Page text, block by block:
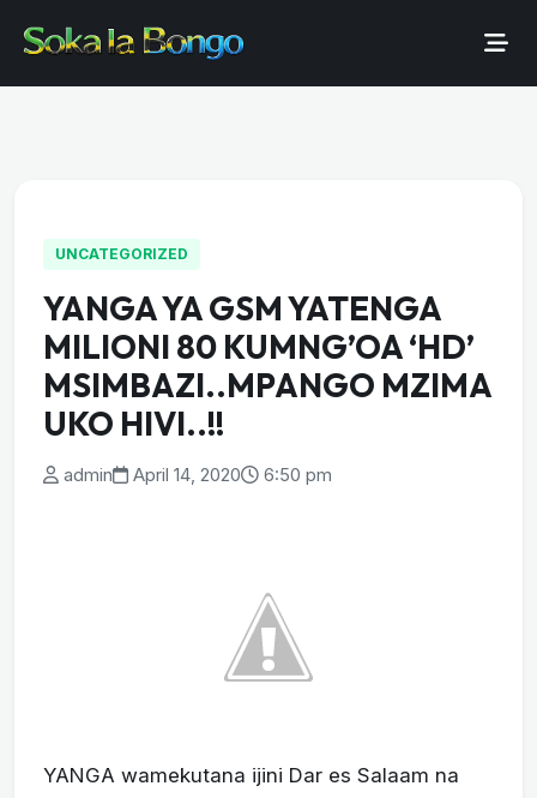
UNCATEGORIZED
YANGA YA GSM YATENGA
MILIONI 80 KUMNG’OA ‘HD’
MSIMBAZI..MPANGO MZIMA
UKO HIVI..!!
admin April 14, 2020 6:50 pm
YANGA wamekutana ijini Dar es Salaam na